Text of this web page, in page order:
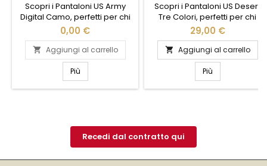
Scopri i Pantaloni US Army
Digital Camo, perfetti per chi
cerca stile e funzionalità.
Realizzati con materiali
resistenti, questi pantaloni
offrono comfort e durata in
ogni situazione. Il design
mimetico digitale non solo
conferisce un look moderno
adattamento all'ambiente.
Dotati di tasche multiple,...
0,00 €
 Aggiungi al carrello
Più
Scopri i Pantaloni US Desert
Tre Colori, perfetti per chi
cerca comfort e stile in ogni
avventura. Realizzati con
materiali resistenti, questi
pantaloni offrono una
vestibilità comoda e
duratura, ideale per
escursioni, campeggio o
mimetico a tre colori si ispira
alle uniformi militari,
garantendo un...
29,00 €
 Aggiungi al carrello
Più
Recedi dal contratto qui